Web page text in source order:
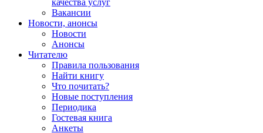
качества услуг
Вакансии
Новости, анонсы
Новости
Анонсы
Читателю
Правила пользования
Найти книгу
Что почитать?
Новые поступления
Периодика
Гостевая книга
Анкеты